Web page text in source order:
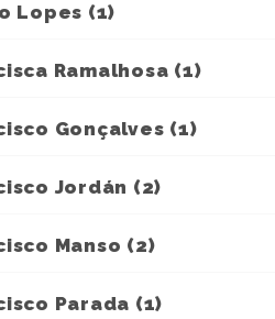
Lopes (1)
Ramalhosa (1)
Gonçalves (1)
Jordán (2)
Manso (2)
Parada (1)